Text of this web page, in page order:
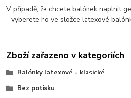
V případě, že chcete balónek naplnit
- vyberete ho ve složce latexové
Zboží zařazeno v kategoriích
Balónky latexové - klasické
Bez potisku